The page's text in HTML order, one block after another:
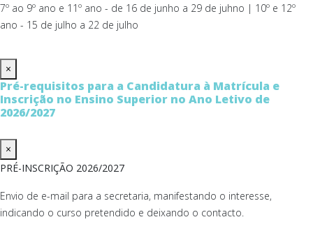
7º ao 9º ano e 11º ano - de 16 de junho a 29 de juhno | 10º e 12º
ano - 15 de julho a 22 de julho
×
Pré-requisitos para a Candidatura à Matrícula e
Inscrição no Ensino Superior no Ano Letivo de
2026/2027
×
PRÉ-INSCRIÇÃO 2026/2027
Envio de e-mail para a secretaria, manifestando o interesse,
indicando o curso pretendido e deixando o contacto.